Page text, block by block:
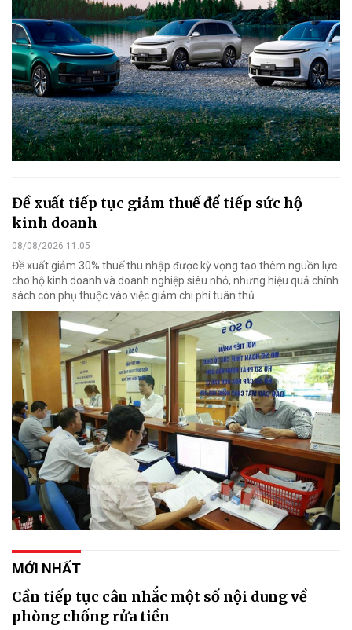
Đề xuất tiếp tục giảm thuế để tiếp sức hộ
kinh doanh
08/08/2026 11:05
Đề xuất giảm 30% thuế thu nhập được kỳ vọng tạo thêm nguồn lực
cho hộ kinh doanh và doanh nghiệp siêu nhỏ, nhưng hiệu quả chính
sách còn phụ thuộc vào việc giảm chi phí tuân thủ.
MỚI NHẤT
Cần tiếp tục cân nhắc một số nội dung về
phòng chống rửa tiền